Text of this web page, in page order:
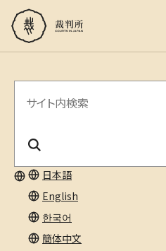
日本語
English
한국어
簡体中文
サ
内
検
索